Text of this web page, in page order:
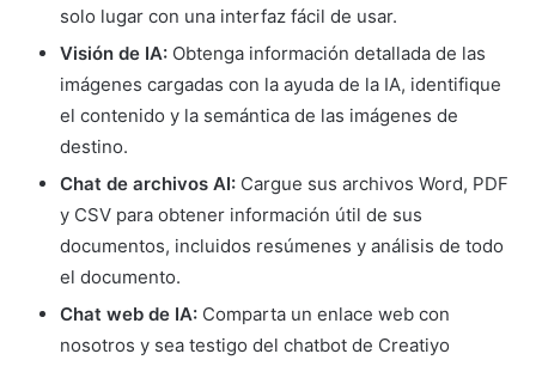
solo lugar con una interfaz fácil de usar.
Visión de IA: Obtenga información detallada de las
imágenes cargadas con la ayuda de la IA, identifique
el contenido y la semántica de las imágenes de
destino.
Chat de archivos AI: Cargue sus archivos Word, PDF
y CSV para obtener información útil de sus
documentos, incluidos resúmenes y análisis de todo
el documento.
Chat web de IA: Comparta un enlace web con
nosotros y sea testigo del chatbot de Creatiyo